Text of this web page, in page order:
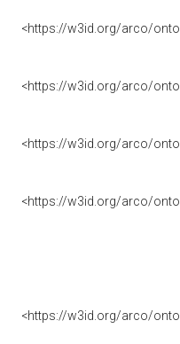
<https://w3id.org/arco/
<https://w3id.org/arco/
<https://w3id.org/arco/
<https://w3id.org/arco/
<https://w3id.org/arco/